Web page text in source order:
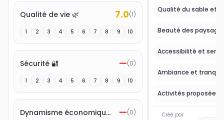
Qualité de vie 🌿 7.0(1)
1 2 3 4 5 6 7 8 9 10
Sécurité 🔐 —(0)
1 2 3 4 5 6 7 8 9 10
Dynamisme économique 💼 —(0)
Beauté des
Accessibilité et
Ambiance et
Créé par